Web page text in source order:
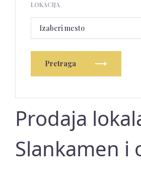
LOKACIJA
Izaberi mesto
Pretraga
Prodaja
Slankamen i